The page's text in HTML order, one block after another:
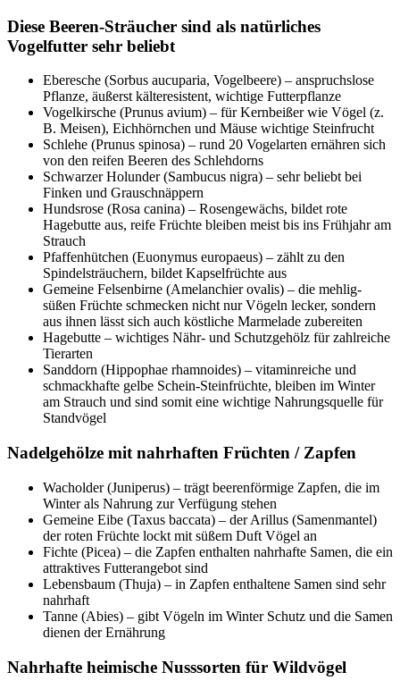
Diese Beeren-Sträucher sind als natürliches
Vogelfutter sehr beliebt
Eberesche (Sorbus aucuparia, Vogelbeere) – anspruchslose
Pflanze, äußerst kälteresistent, wichtige Futterpflanze
Vogelkirsche (Prunus avium) – für Kernbeißer wie Vögel (z.
B. Meisen), Eichhörnchen und Mäuse wichtige Steinfrucht
Schlehe (Prunus spinosa) – rund 20 Vogelarten ernähren sich
von den reifen Beeren des Schlehdorns
Schwarzer Holunder (Sambucus nigra) – sehr beliebt bei
Finken und Grauschnäppern
Hundsrose (Rosa canina) – Rosengewächs, bildet rote
Hagebutte aus, reife Früchte bleiben meist bis ins Frühjahr am
Strauch
Pfaffenhütchen (Euonymus europaeus) – zählt zu den
Spindelsträuchern, bildet Kapselfrüchte aus
Gemeine Felsenbirne (Amelanchier ovalis) – die mehlig-
süßen Früchte schmecken nicht nur Vögeln lecker, sondern
aus ihnen lässt sich auch köstliche Marmelade zubereiten
Hagebutte – wichtiges Nähr- und Schutzgehölz für zahlreiche
Tierarten
Sanddorn (Hippophae rhamnoides) – vitaminreiche und
schmackhafte gelbe Schein-Steinfrüchte, bleiben im Winter
am Strauch und sind somit eine wichtige Nahrungsquelle für
Standvögel
Nadelgehölze mit nahrhaften Früchten / Zapfen
Wacholder (Juniperus) – trägt beerenförmige Zapfen, die im
Winter als Nahrung zur Verfügung stehen
Gemeine Eibe (Taxus baccata) – der Arillus (Samenmantel)
der roten Früchte lockt mit süßem Duft Vögel an
Fichte (Picea) – die Zapfen enthalten nahrhafte Samen, die ein
attraktives Futterangebot sind
Lebensbaum (Thuja) – in Zapfen enthaltene Samen sind sehr
nahrhaft
Tanne (Abies) – gibt Vögeln im Winter Schutz und die Samen
dienen der Ernährung
Nahrhafte heimische Nusssorten für Wildvögel